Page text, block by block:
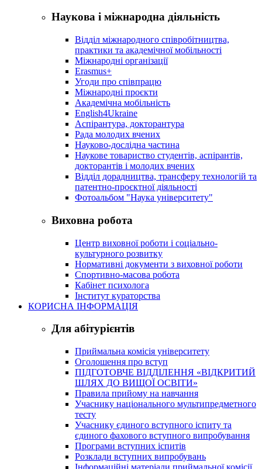
Наукова і міжнародна діяльність
Відділ міжнародного співробітництва,
практики та академічної мобільності
Міжнародні організації
Erasmus+
Угоди про співпрацю
Міжнародні проєкти
Академічна мобільність
English4Ukraine
Аспірантура, докторантура
Рада молодих вчених
Науково-дослідна частина
Наукове товариство студентів, аспірантів,
докторантів і молодих вчених
Відділ дорадництва, трансферу технологій та
патентно-проєктної діяльності
Фотоальбом "Наука університету"
Виховна робота
Центр виховної роботи і соціально-
культурного розвитку
Нормативні документи з виховної роботи
Спортивно-масова робота
Кабінет психолога
Інститут кураторства
КОРИСНА ІНФОРМАЦІЯ
Для абітурієнтів
Приймальна комісія університету
Оголошення про вступ
ПІДГОТОВЧЕ ВІДДІЛЕННЯ «ВІДКРИТИЙ
ШЛЯХ ДО ВИЩОЇ ОСВІТИ»
Правила прийому на навчання
Учаснику національного мультипредметного
тесту
Учаснику єдиного вступного іспиту та
єдиного фахового вступного випробування
Програми вступних іспитів
Розклади вступних випробувань
Інформаційні матеріали приймальної комісії